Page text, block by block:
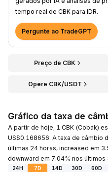
tempo real de CBK para IDR.
Pergunte ao TradeGPT
Preço de CBK
Opere CBK/USDT
Gráfico da taxa de
A partir de hoje, 1 CBK (Cobak)
US$0.168656. A taxa de câmbio
últimas 24 horas, increased em
downward em 7.04% nos últimos
24H 7D 14D 30D 60D